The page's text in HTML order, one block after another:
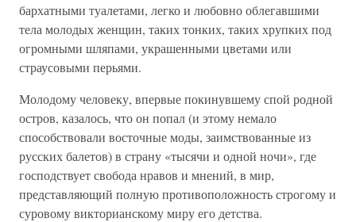
бархатными туалетами, легко и любовно облегавшими
тела молодых женщин, таких тонких, таких хрупких под
огромными шляпами, украшенными цветами или
страусовыми перьями.
Молодому человеку, впервые покинувшему спой родной
остров, казалось, что он попал (и этому немало
способствовали восточные моды, заимствованные из
русских балетов) в страну «тысячи и одной ночи», где
господствует свобода нравов и мнений, в мир,
представляющий полную противоположность строгому и
суровому викторианскому миру его детства.